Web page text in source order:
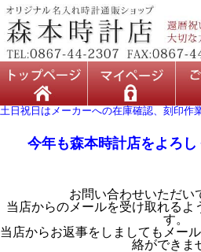
土日祝日はメーカーへの在庫確認、刻印作
今年も森本時計店をよろ
お問い合わせいただい
当店からのメールを受け取れるよ
す。
当店からお返事をしましてもメー
絡ができま